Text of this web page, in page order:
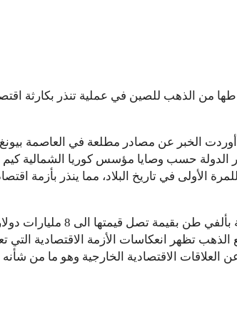
من الذهب للصين في عملية تنذر بكارثة
أوردت الخبر عن مصادر مطلعة في العاصمة
الدولة حسب وصايا مؤسس كوريا الشمالية
الأولى في تاريخ البلاد، مما ينذر بأزمة
ويقدر احتياطي الذهب في كوريا الشمالية
الذهب تظهر انعكاسات الأزمة الاقتصادية التي
الاقتصادية الخارجية وهو ما من